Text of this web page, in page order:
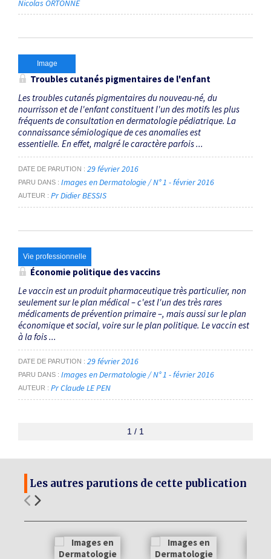
Nicolas ORTONNE
Image
Troubles cutanés pigmentaires de l'enfant
Les troubles cutanés pigmentaires du nouveau-né, du
nourrisson et de l'enfant constituent l'un des motifs les plus
fréquents de consultation en dermatologie pédiatrique. La
connaissance sémiologique de ces anomalies est
essentielle. En effet, malgré le caractère parfois ...
DATE DE PARUTION 29 février 2016
PARU DANS Images en Dermatologie / N° 1 - février 2016
AUTEUR Pr Didier BESSIS
Vie professionnelle
Économie politique des vaccins
Le vaccin est un produit pharmaceutique très particulier, non
seulement sur le plan médical – c'est l'un des très rares
médicaments de prévention primaire –, mais aussi sur le plan
économique et social, voire sur le plan politique. Le vaccin est
à la fois ...
DATE DE PARUTION 29 février 2016
PARU DANS Images en Dermatologie / N° 1 - février 2016
AUTEUR Pr Claude LE PEN
1 / 1
Les autres parutions de cette publication